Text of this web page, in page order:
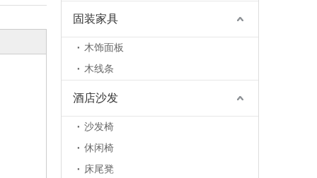
固装家具
木饰面板
木线条
酒店沙发
沙发椅
休闲椅
床尾凳